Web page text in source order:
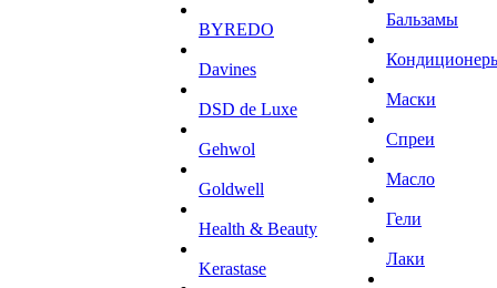
BYREDO
Davines
DSD de Luxe
Gehwol
Goldwell
Health & Beauty
Kerastase
Бальзамы
Маски
Спреи
Масло
Гели
Лаки